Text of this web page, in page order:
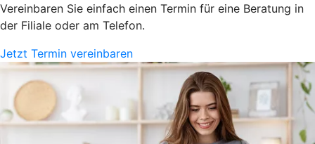
Vereinbaren Sie einfach einen Termin für eine Beratung in
der Filiale oder am Telefon.
Jetzt Termin vereinbaren